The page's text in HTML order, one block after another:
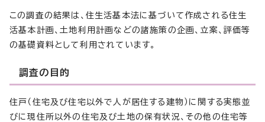
この調査の結果は、住生活基本法に基づいて作成される住生
活基本計画、土地利用計画などの諸施策の企画、立案、評価等
の基礎資料として利用されています。
調査の目的
住戸（住宅及び住宅以外で人が居住する建物）に関する実態並
びに現住所以外の住宅及び土地の保有状況、その他の住宅等